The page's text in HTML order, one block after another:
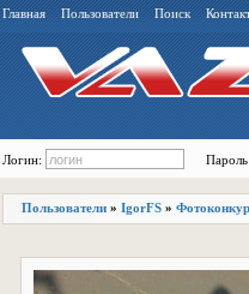
Главная Пользователи Поиск
Логин: Пароль:
Пользователи » IgorFS »